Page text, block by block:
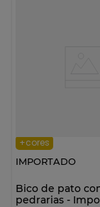
+cores
IMPORTADO
Bico de pato
pedrarias -